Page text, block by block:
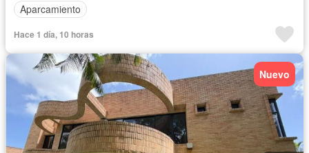
Aparcamiento
Hace 1 día, 10 horas
Nuevo